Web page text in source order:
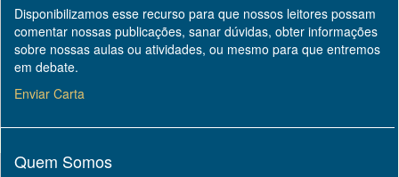
Disponibilizamos esse recurso para que nossos leitores possam
comentar nossas publicações, sanar dúvidas, obter informações
sobre nossas aulas ou atividades, ou mesmo para que entremos
em debate.
Enviar Carta
Quem Somos